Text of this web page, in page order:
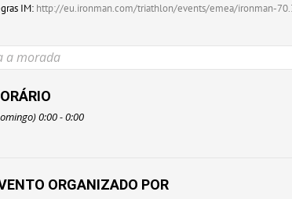
IM: http://eu.ironman.com/triathlon/events/emea/ironman-
0:00 - 0:00
ORGANIZADO POR